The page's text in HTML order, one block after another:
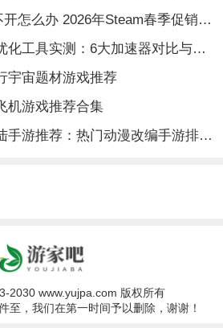
Steam春促页面打不开怎么办 2026年Steam春季促销无法访问的实用解决方法
2026热门手游网络优化工具实测：6大加速器对比与Biubiu类工具下载指引
宇宙题材游戏推荐
机游戏推荐合集
2026高人气斗罗大陆手游推荐：热门动漫改编手游排行榜
2030 www.yujpa.com 版权所有
至，我们在第一时间予以删除，谢谢！